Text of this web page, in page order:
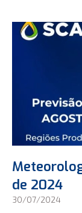
de 2024
30/07/2024